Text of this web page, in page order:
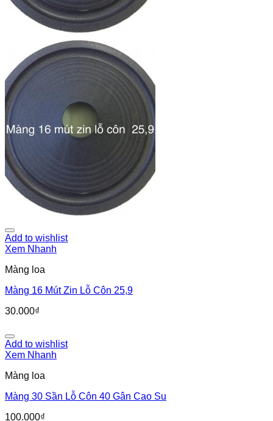
Add to wishlist
Xem Nhanh
Màng loa
Màng 16 Mút Zin Lỗ Côn 25,9
30.000₫
Add to wishlist
Xem Nhanh
Màng loa
Màng 30 Sần Lỗ Côn 40 Gân Cao Su
100.000₫